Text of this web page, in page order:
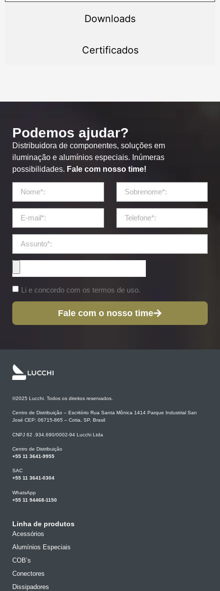
Downloads
Certificados
Podemos ajudar?
Distribuidora de componentes, soluções em
iluminação e alumínios especiais. Inúmeras
possibilidades. Fale com nosso time!
Li e concordo com os termos de uso.
Fale com o nosso time
©2025 Lucchi. Todos os direitos reservados.
Centro de Distribuição – Escritório Rua Santa Mônica 1414 Parque Industrial San
José CEP: 06715-865 – Cotia, SP, Brasil
CNPJ 62 .934.690/0002-94 Lucchi Ltda
Centro de Distribuição
+55 11 3641-9955
SAC
+55 11 3641-0304
WhatsApp
+55 11 94468-1150
Linha de produtos
Acessórios
Alumínios Especiais
COB’s
Conectores
Dissipadores